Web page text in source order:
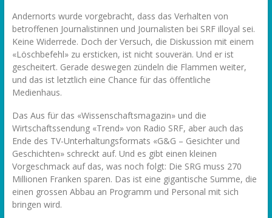
Andernorts wurde vorgebracht, dass das Verhalten von
betroffenen Journalistinnen und Journalisten bei SRF illoyal sei.
Keine Widerrede. Doch der Versuch, die Diskussion mit einem
«Löschbefehl» zu ersticken, ist nicht souverän. Und er ist
gescheitert. Gerade deswegen zündeln die Flammen weiter,
und das ist letztlich eine Chance für das öffentliche
Medienhaus.
Das Aus für das «Wissenschaftsmagazin» und die
Wirtschaftssendung «Trend» von Radio SRF, aber auch das
Ende des TV-Unterhaltungsformats «G&G – Gesichter und
Geschichten» schreckt auf. Und es gibt einen kleinen
Vorgeschmack auf das, was noch folgt: Die SRG muss 270
Millionen Franken sparen. Das ist eine gigantische Summe, die
einen grossen Abbau an Programm und Personal mit sich
bringen wird.